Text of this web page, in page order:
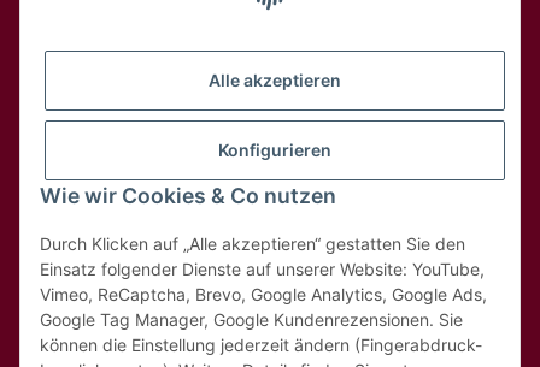
Alle akzeptieren
Konfigurieren
Wie wir Cookies & Co nutzen
Durch Klicken auf „Alle akzeptieren“ gestatten Sie den
Einsatz folgender Dienste auf unserer Website: YouTube,
Vimeo, ReCaptcha, Brevo, Google Analytics, Google Ads,
Google Tag Manager, Google Kundenrezensionen. Sie
können die Einstellung jederzeit ändern (Fingerabdruck-
Hilfe & Kontakt
Rechtliches